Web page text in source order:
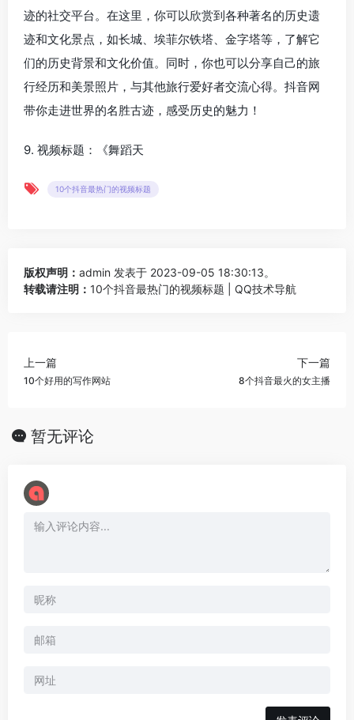
迹的社交平台。在这里，你可以欣赏到各种著名的历史遗
迹和文化景点，如长城、埃菲尔铁塔、金字塔等，了解它
们的历史背景和文化价值。同时，你也可以分享自己的旅
行经历和美景照片，与其他旅行爱好者交流心得。抖音网
带你走进世界的名胜古迹，感受历史的魅力！
9. 视频标题：《舞蹈天
10个抖音最热门的视频标题
版权声明： admin 发表于 2023-09-05 18:30:13。
转载请注明： 10个抖音最热门的视频标题 | QQ技术导航
上一篇
10个好用的写作网站
下一篇
8个抖音最火的女主播
暂无评论